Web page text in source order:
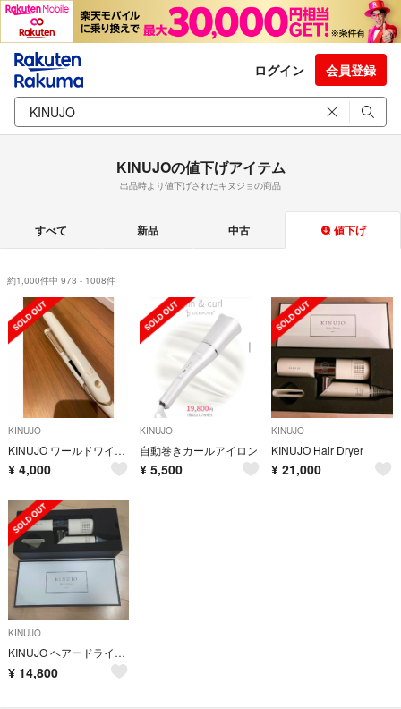
ログイン 会員登録
KINUJOの値下げアイテム
出品時より値下げされたキヌジョの商品
すべて 新品 中古 値下げ
約1,000件中 973 - 1008件
KINUJO
KINUJO ワールドワイドモデル
¥ 4,000
KINUJO
自動巻きカールアイロン
¥ 5,500
KINUJO
KINUJO Hair Dryer
¥ 21,000
KINUJO
KINUJO ヘアードライヤー ホワイト KH001
¥ 14,800